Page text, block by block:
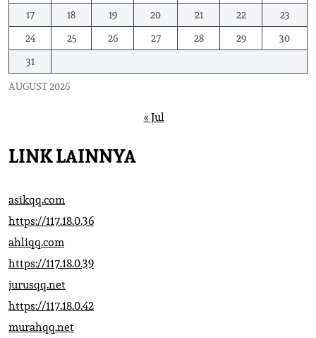
AUGUST 2026
17
18 19 20 21 22
23
24
25 26 27 28 29
30
31
« Jul
LINK LAINNYA
asikqq.com
https://117.18.0.36
ahliqq.com
https://117.18.0.39
jurusqq.net
https://117.18.0.42
murahqq.net